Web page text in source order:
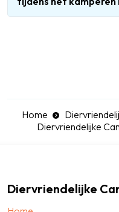
Home
Diervriendelijke
Diervriendelijke